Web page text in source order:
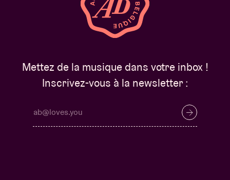
Mettez de la musique dans votre inbox !
Inscrivez-vous à la newsletter :